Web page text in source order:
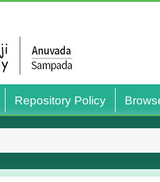
Repository Policy